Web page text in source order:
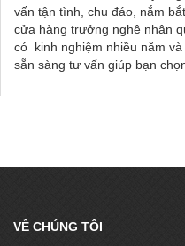
vấn tận tình, chu đáo, nắm
cửa hàng trưởng nghệ nhân
có kinh nghiệm nhiều năm
sẵn sàng tư vấn giúp bạn
VỀ CHÚNG TÔI